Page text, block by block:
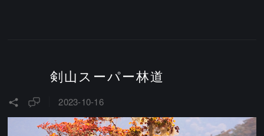
剣山スーパー林道
2023-10-16